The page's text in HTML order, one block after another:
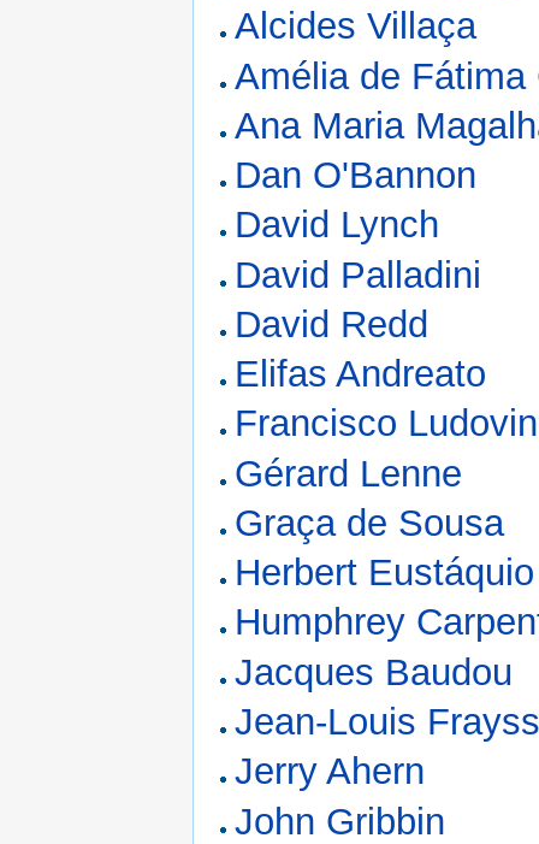
Alcides Villaça
Amélia de Fátima
Ana Maria
Dan O'Bannon
David Lynch
David Palladini
David Redd
Elifas Andreato
Francisco
Gérard Lenne
Graça de Sousa
Herbert
Humphrey
Jacques Baudou
Jean-Louis
Jerry Ahern
John Gribbin